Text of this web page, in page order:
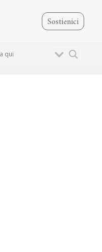
Sostienici